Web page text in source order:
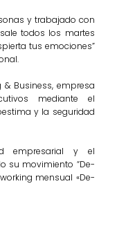
y trabajado con
todos los martes
tus emociones”
Business, empresa
mediante el
y la seguridad
empresarial y el
su movimiento “De-
mensual «De-